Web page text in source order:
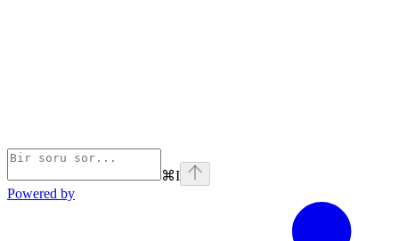
⌘I
Powered by